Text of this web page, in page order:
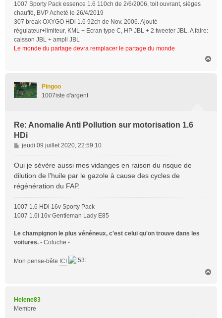
1007 Sporty Pack essence 1.6 110ch de 2/6/2006, toit ouvrant, sièges
chauffé, BVP Acheté le 26/4/2019
307 break OXYGO HDi 1.6 92ch de Nov. 2006. Ajouté
régulateur+limiteur, KML + Ecran type C, HP JBL + 2 tweeter JBL. A faire:
caisson JBL + ampli JBL
Le monde du partage devra remplacer le partage du monde
Pingoo
1007iste d'argent
Re: Anomalie Anti Pollution sur motorisation 1.6
HDi
M
e
s
s
g
e
jeudi 09 juillet 2020, 22:59:10
Oui je sévère aussi mes vidanges en raison du risque de
dilution de l'huile par le gazole à cause des cycles de
régénération du FAP.
1007 1.6 HDi 16v Sporty Pack
1007 1.6i 16v Gentleman Lady E85
Le champignon le plus vénéneux, c'est celui qu'on trouve dans les
voitures. - Coluche -
Mon pense-bête ICI
Helene83
Membre